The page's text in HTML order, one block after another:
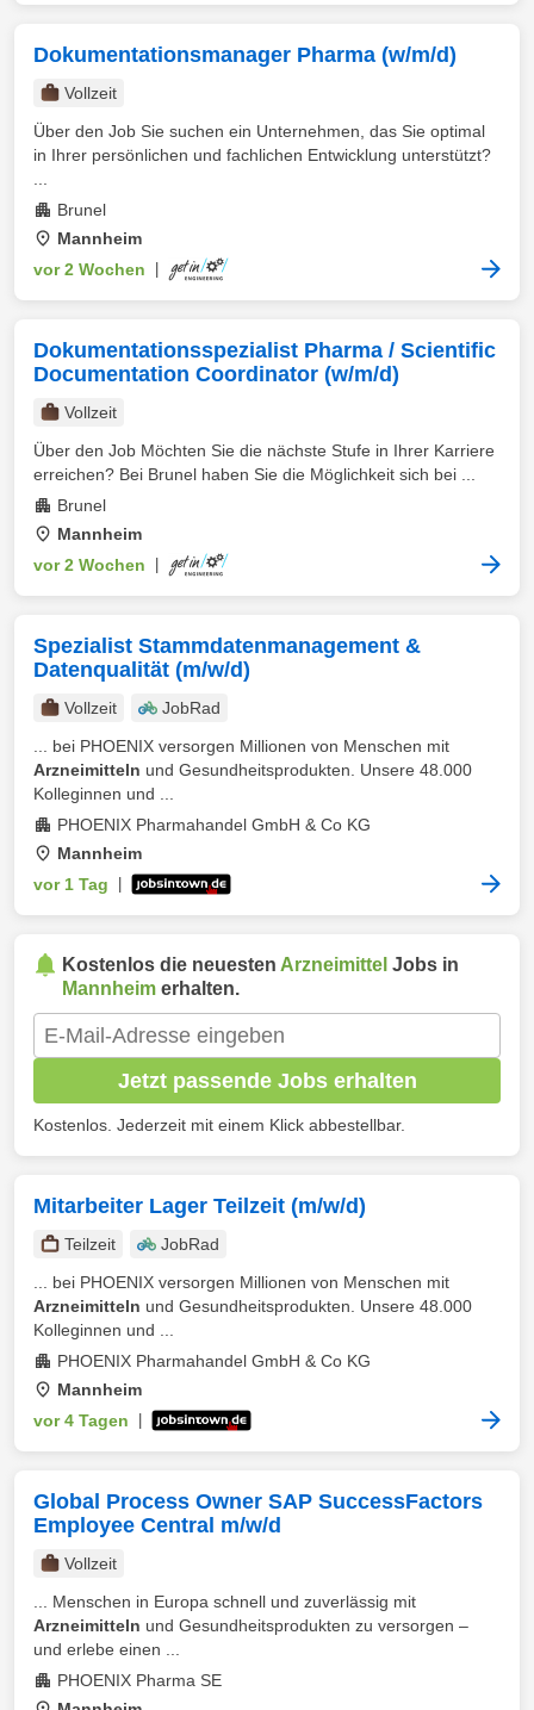
Dokumentationsmanager Pharma (w/m/d)
Vollzeit
Über den Job Sie suchen ein Unternehmen, das Sie optimal
in Ihrer persönlichen und fachlichen Entwicklung unterstützt?
Brunel
Mannheim
vor 2 Wochen
Dokumentationsspezialist Pharma / Scientific
Documentation Coordinator (w/m/d)
Vollzeit
Über den Job Möchten Sie die nächste Stufe in Ihrer Karriere
erreichen? Bei Brunel haben Sie die Möglichkeit sich bei ...
Brunel
Mannheim
vor 2 Wochen
Spezialist Stammdatenmanagement &
Datenqualität (m/w/d)
Vollzeit
JobRad
... bei PHOENIX versorgen Millionen von Menschen mit
Arzneimitteln und Gesundheitsprodukten. Unsere 48.000
Kolleginnen und ...
PHOENIX Pharmahandel GmbH & Co KG
Mannheim
vor 1 Tag
Kostenlos die neuesten Arzneimittel Jobs in
Mannheim erhalten.
Jetzt passende Jobs erhalten
Kostenlos. Jederzeit mit einem Klick abbestellbar.
Mitarbeiter Lager Teilzeit (m/w/d)
Teilzeit
JobRad
... bei PHOENIX versorgen Millionen von Menschen mit
Arzneimitteln und Gesundheitsprodukten. Unsere 48.000
Kolleginnen und ...
PHOENIX Pharmahandel GmbH & Co KG
Mannheim
vor 4 Tagen
Global Process Owner SAP SuccessFactors
Employee Central m/w/d
Vollzeit
... Menschen in Europa schnell und zuverlässig mit
Arzneimitteln und Gesundheitsprodukten zu versorgen –
und erlebe einen ...
PHOENIX Pharma SE